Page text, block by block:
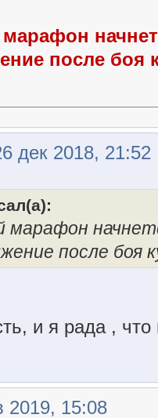
после боя
дек 2018, 21:52
марафон
после боя
и я рада ,
15:08